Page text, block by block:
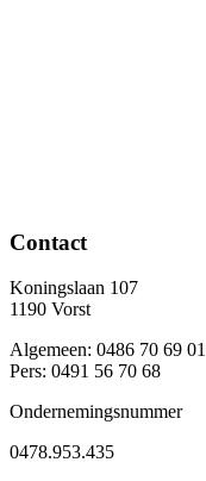
Contact
Koningslaan 107
1190 Vorst
Algemeen: 0486 70 69 01
Pers: 0491 56 70 68
Ondernemingsnummer
0478.953.435